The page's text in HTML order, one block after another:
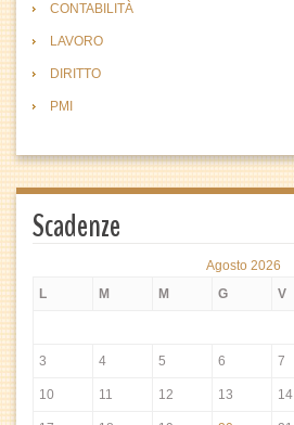
CONTABILITÀ
LAVORO
DIRITTO
PMI
Scadenze
Agosto 2026
L
M M G V
3 4 5 6 7
10 11 12 13 14